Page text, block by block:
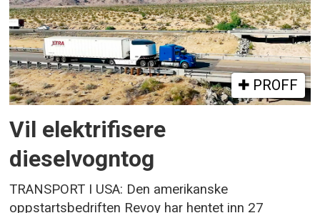
PROFF
Vil elektrifisere
dieselvogntog
TRANSPORT I USA: Den amerikanske
oppstartsbedriften Revoy har hentet inn 27